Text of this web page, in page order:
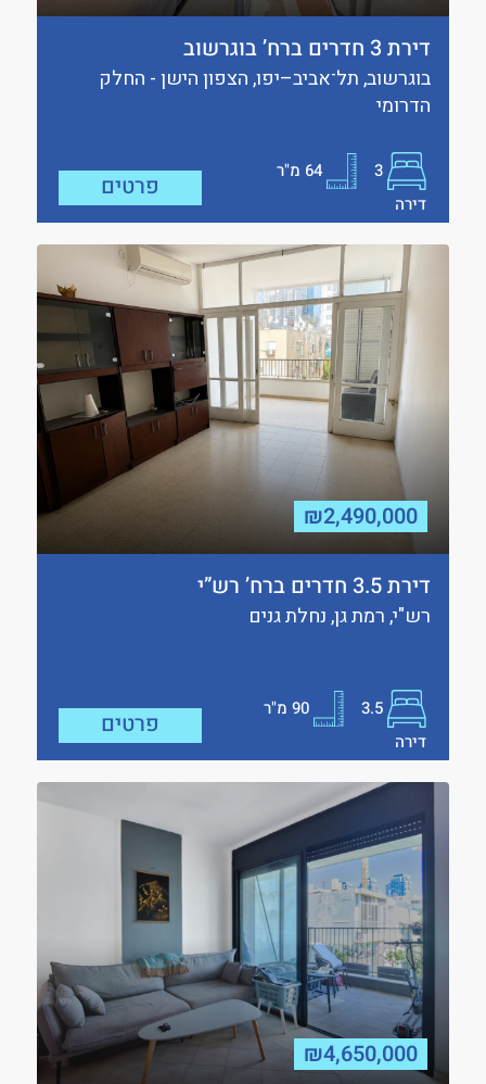
דירת 3 חדרים ברח’ בוגרשוב
בוגרשוב, תל־אביב–יפו, הצפון הישן - החלק
הדרומי
3
64מ"ר
דירה
פרטים
₪2,490,000
דירת 3.5 חדרים ברח’ רש”י
רש"י, רמת גן, נחלת גנים
3.5
90מ"ר
דירה
פרטים
₪4,650,000